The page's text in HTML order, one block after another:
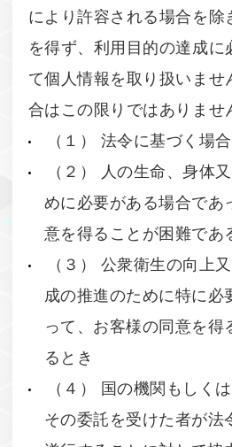
により許容される場合を
を得ず、利用目的の達成に
て個人情報を取り扱いま
合はこの限りではありませ
（１） 法令に基づく場合
（２） 人の生命、身体
めに必要がある場合であ
意を得ることが困難であ
（３） 公衆衛生の向上
成の推進のために特に必
って、お客様の同意を得
るとき
（４） 国の機関もしく
その委託を受けた者が法